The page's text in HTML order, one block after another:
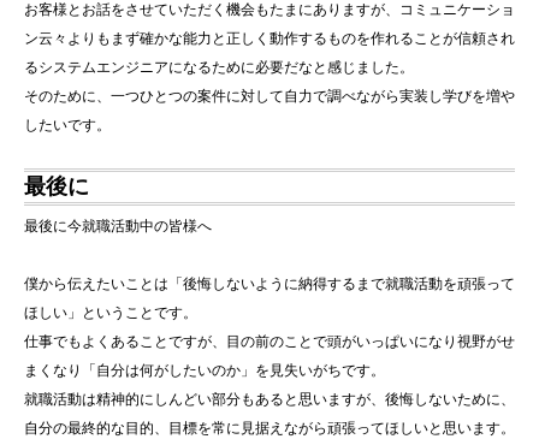
お客様とお話をさせていただく機会もたまにありますが、コミュニケーショ
ン云々よりもまず確かな能力と正しく動作するものを作れることが信頼され
るシステムエンジニアになるために必要だなと感じました。
そのために、一つひとつの案件に対して自力で調べながら実装し学びを増や
したいです。
最後に
最後に今就職活動中の皆様へ
僕から伝えたいことは「後悔しないように納得するまで就職活動を頑張って
ほしい」ということです。
仕事でもよくあることですが、目の前のことで頭がいっぱいになり視野がせ
まくなり「自分は何がしたいのか」を見失いがちです。
就職活動は精神的にしんどい部分もあると思いますが、後悔しないために、
自分の最終的な目的、目標を常に見据えながら頑張ってほしいと思います。